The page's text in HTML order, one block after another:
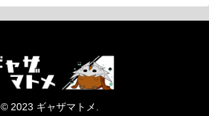
© 2023 ギャザマトメ.